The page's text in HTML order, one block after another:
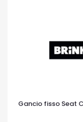
Gancio fisso Seat